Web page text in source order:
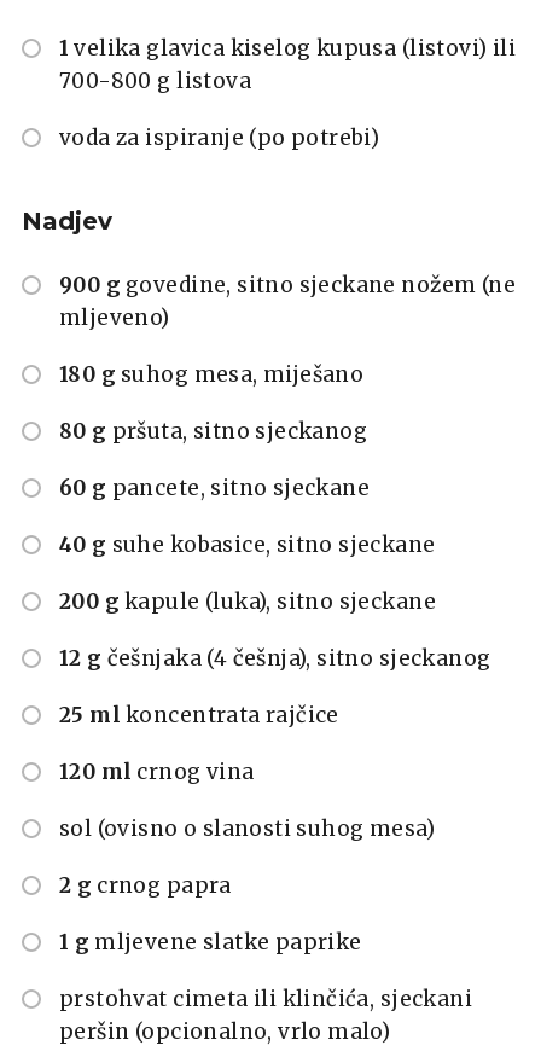
1 velika glavica kiselog kupusa (listovi) ili
700-800 g listova
voda za ispiranje (po potrebi)
Nadjev
900 g govedine, sitno sjeckane nožem (ne
mljeveno)
180 g suhog mesa, miješano
80 g pršuta, sitno sjeckanog
60 g pancete, sitno sjeckane
40 g suhe kobasice, sitno sjeckane
200 g kapule (luka), sitno sjeckane
12 g češnjaka (4 češnja), sitno sjeckanog
25 ml koncentrata rajčice
120 ml crnog vina
sol (ovisno o slanosti suhog mesa)
2 g crnog papra
1 g mljevene slatke paprike
prstohvat cimeta ili klinčića, sjeckani
peršin (opcionalno, vrlo malo)